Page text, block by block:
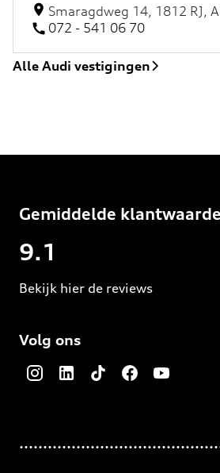
Smaragdweg 14, 1812 RJ,
072 - 541 06 70
Alle Audi vestigingen
Gemiddelde
9.1
Bekijk hier de reviews
van
sterren
Volg ons